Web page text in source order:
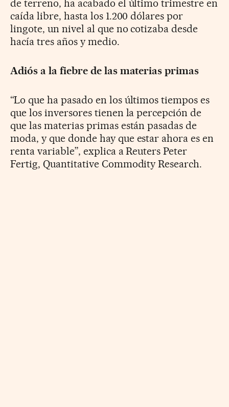
de terreno, ha acabado el último trimestre en
caída libre, hasta los 1.200 dólares por
lingote, un nivel al que no cotizaba desde
hacía tres años y medio.
Adiós a la fiebre de las materias primas
“Lo que ha pasado en los últimos tiempos es
que los inversores tienen la percepción de
que las materias primas están pasadas de
moda, y que donde hay que estar ahora es en
renta variable”, explica a Reuters Peter
Fertig, Quantitative Commodity Research.